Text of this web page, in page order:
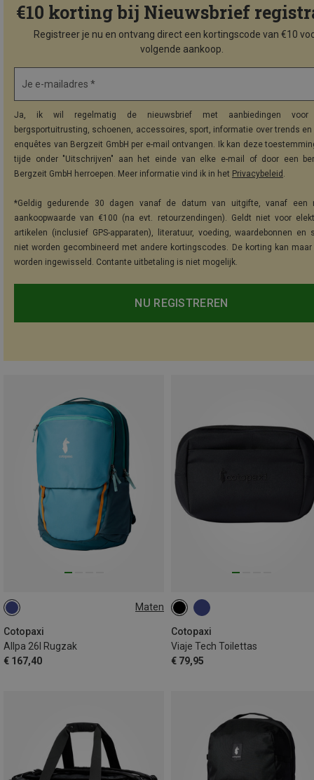
€10 korting bij Nieuwsbrief
Registreer je nu en ontvang direct een kortingscode van €10
volgende aankoop.
Je e-mailadres *
Ja, ik wil regelmatig de nieuwsbrief met aanbiedingen voor
bergsportuitrusting, schoenen, accessoires, sport, informatie over trends
enquêtes van Bergzeit GmbH per e-mail ontvangen. Ik kan deze
tijde onder "Uitschrijven" aan het einde van elke e-mail of door een
Bergzeit GmbH herroepen. Meer informatie vind ik in het Privacybeleid .
*Geldig gedurende 30 dagen vanaf de datum van uitgifte, vanaf een
aankoopwaarde van €100 (na evt. retourzendingen). Geldt niet voor
artikelen (inclusief GPS-apparaten), literatuur, voeding, waardebonnen en
niet worden gecombineerd met andere kortingscodes. De korting kan maar
worden ingewisseld. Contante uitbetaling is niet mogelijk.
NU REGISTREREN
Maten
Cotopaxi
Allpa 26l Rugzak
€ 167,40
26L
Cotopaxi
Viaje Tech Toilettas
€ 79,95